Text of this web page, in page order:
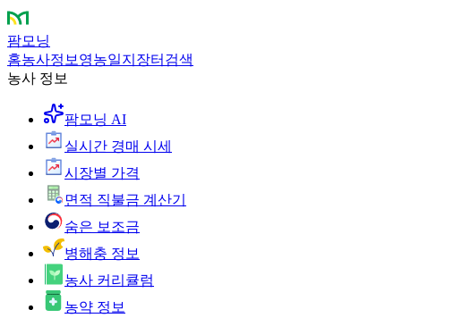
팜모닝
홈농사정보 영농일지 장터 검색
농사 정보
팜모닝 AI
실시간 경매 시세
시장별 가격
면적 직불금 계산기
숨은 보조금
병해충 정보
농사 커리큘럼
농약 정보